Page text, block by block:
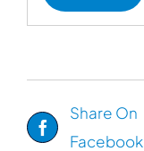
Share On
Facebook